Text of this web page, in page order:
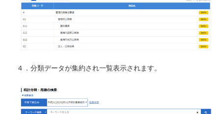
４．分類データが集約され一覧表示されます。